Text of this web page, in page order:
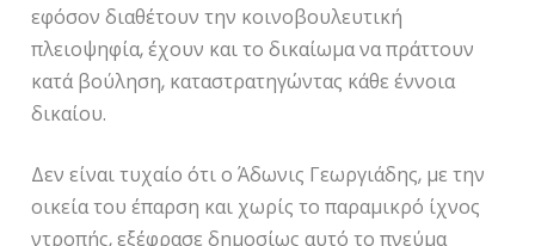
εφόσον διαθέτουν την κοινοβουλευτική
πλειοψηφία, έχουν και το δικαίωμα να πράττουν
κατά βούληση, καταστρατηγώντας κάθε έννοια
δικαίου.
Δεν είναι τυχαίο ότι ο Άδωνις Γεωργιάδης, με την
οικεία του έπαρση και χωρίς το παραμικρό ίχνος
ντροπής, εξέφρασε δημοσίως αυτό το πνεύμα